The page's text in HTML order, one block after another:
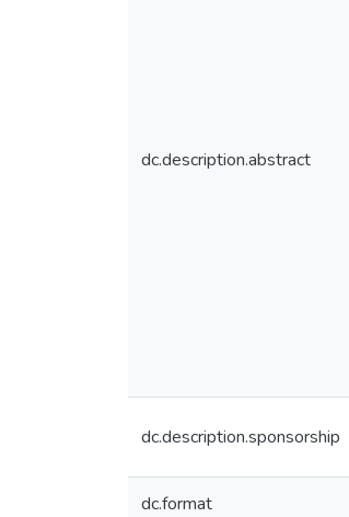
dc.description.abstract
dc.description.sponsorship
dc.format